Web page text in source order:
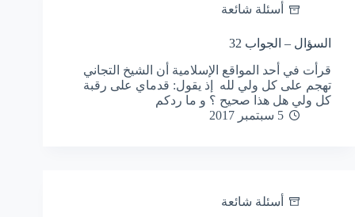
أسئلة شائعة
السؤال – الجواب 32
قرأت في أحد المواقع الإسلامية أن الشيخ التجاني
تهجم على كل ولي لله إذ يقول: قدماي على رقبة
كل ولي هل هذا صحيح ؟ و ما ردكم
5 سبتمبر 2017
أسئلة شائعة